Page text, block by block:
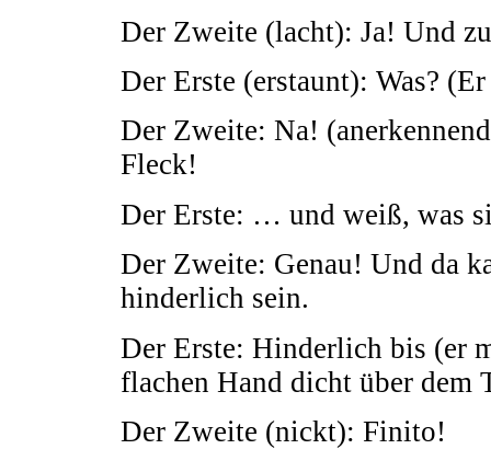
Der Zweite (lacht): Ja! Und
Der Erste (erstaunt): Was?
Der Zweite: Na!
Fleck!
Der Erste: … und weiß, was
Der Zweite: Genau! Und da
hinderlich sein.
Der Erste: Hinderlich bis (er
flachen Hand dicht über dem
Der Zweite (nickt): Finito!